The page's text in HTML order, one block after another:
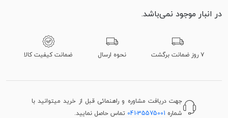
در انبار موجود نمی‌باشد.
۷ روز ضمانت برگشت نحوه ارسال ضمانت کیفیت کالا
جهت دریافت مشاوره و راهنمائی قبل از خرید میتوانید با
شماره 041-35575001 تماس حاصل نمایید.